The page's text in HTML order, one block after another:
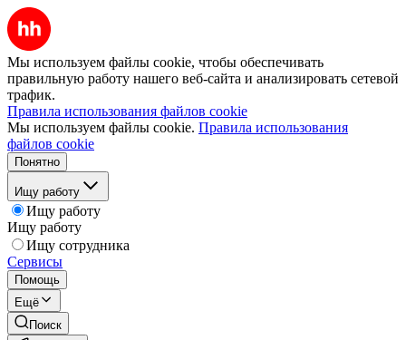
Мы используем файлы cookie, чтобы обеспечивать
правильную работу нашего веб-сайта и анализировать сетевой
трафик.
Правила использования файлов cookie
Мы используем файлы cookie. Правила использования
файлов cookie
Понятно
Ищу работу
Ищу работу
Ищу работу
Ищу сотрудника
Сервисы
Помощь
Ещё
Поиск